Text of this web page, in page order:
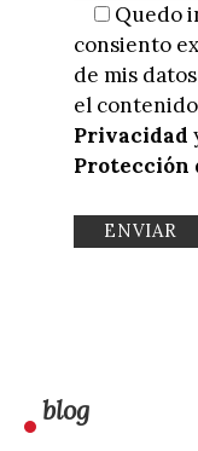
Quedo
consiento
de mis
el
Privacidad
Protección
blog